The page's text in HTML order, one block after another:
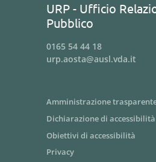
URP - Ufficio
Pubblico
0165 54 44 18
urp.aosta@ausl.vda.it
Amministrazione
Dichiarazione di accessibilità
Obiettivi di accessibilità
Privacy